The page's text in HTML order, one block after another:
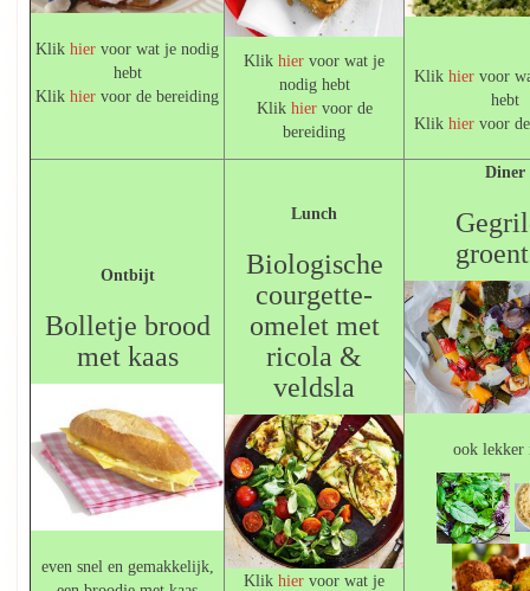
Klikhier voor wat je nodig
hebt
Klikhier voor de bereiding
Klikhier voor wat je
nodig hebt
Klik hiervoor de
bereiding
Klik hiervoor
hebt
Klik hiervoor
Ontbijt
Bolletje brood
met kaas
even snel en gemakkelijk,
Lunch
Biologische
courgette-
omelet met
ricola &
veldsla
Klikhier voor wat je
Diner
ook lekker